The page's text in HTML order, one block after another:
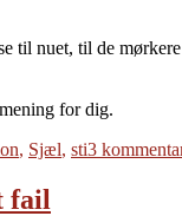
til nuet, til de
for dig.
, Sjæl, sti3
fail